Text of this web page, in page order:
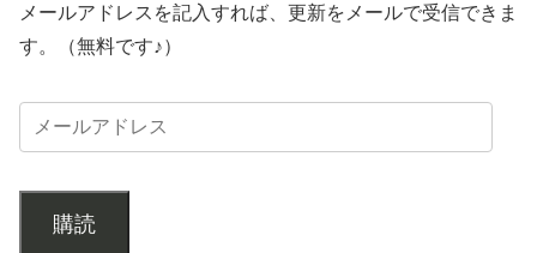
メールアドレスを記入すれば、更新をメールで受信できま
す。（無料です♪）
購読